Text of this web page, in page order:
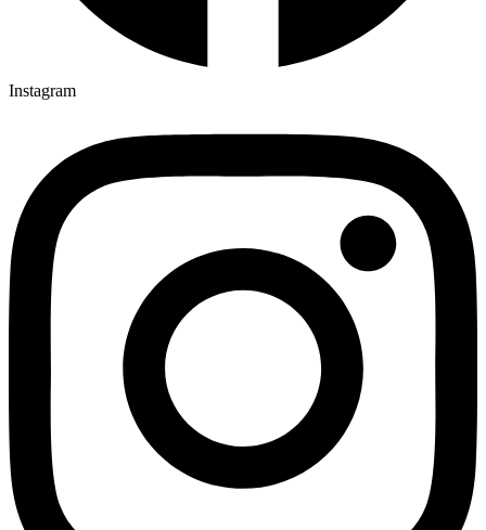
Instagram